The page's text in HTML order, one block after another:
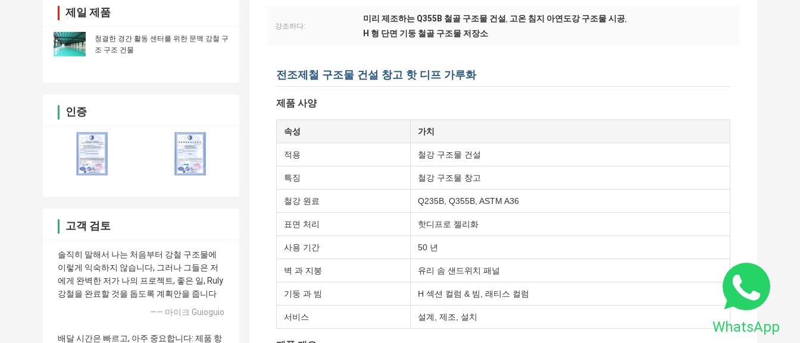
제일 제품
청결한 경간 활동 센터를 위한 문맥 강철 구
조 구조 건물
인증
고객 검토
솔직히 말해서 나는 처음부터 강철 구조물에
이렇게 익숙하지 않습니다, 그러나 그들은 저
에게 완벽한 저가 나의 프로젝트, 좋은 일, Ruly
강철을 완료할 것을 돕도록 계획안을 줍니다
—— 마이크 Guioguio
배달 시간은 빠르고, 아주 중요합니다: 제품 항
강조하다:
미리 제조하는 Q355B 철골 구조물 건설, 고온 침지 아연도강 구조물 시공,
H 형 단면 기둥 철골 구조물 저장소
전조제철 구조물 건설 창고 핫 디프 가루화
제품 사양
속성 가치
적용 철강 구조물 건설
특징 철강 구조물 창고
철강 원료 Q235B, Q355B, ASTM A36
표면 처리 핫디프로 젤리화
사용 기간 50 년
벽 과 지붕 유리 솜 샌드위치 패널
기둥 과 빔 H 섹션 컬럼 & 빔, 래티스 컬럼
서비스 설계, 제조, 설치
WhatsApp